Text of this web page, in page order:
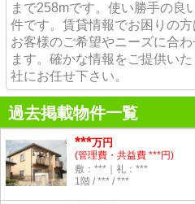
まで258mです。使い勝手の良
件です。賃貸情報でお困りの方
お客様のご希望やニーズに合
ます。確かな情報をご提供い
社にお任せ下さい。
過去掲載物件一覧
***万円
(管理費・共益費 ***円)
敷：***｜礼：***
1階 / *** / ***